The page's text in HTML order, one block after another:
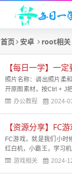
首页 安卓 root相关
照片名称：调出照片柔
开原图素材，按Ctrl + J
面板，选择蓝色通道，
钩， 2、回到图层面
道：44，182，红通道
办公教程 2024-
FC游戏，就是我们小时
红白机，小霸王，学习
合集，应该是市面上见
游戏相关 2024-